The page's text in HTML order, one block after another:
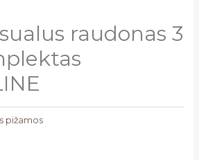
raudonas 3
pižamos